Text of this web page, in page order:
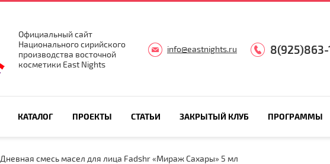
Официальный сайт
Национального сирийского
производства восточной
косметики East Nights
info@eastnights.ru
КАТАЛОГ ПРОЕКТЫ СТАТЬИ ЗАКРЫТЫЙ КЛУБ ПРОГРАММЫ
Дневная смесь масел для лица Fadshr «Мираж Сахары» 5 мл